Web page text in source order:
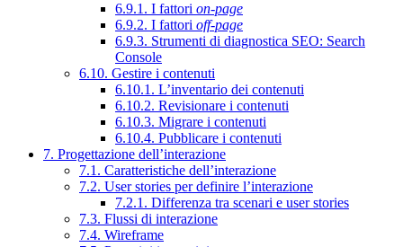
6.9.1. I fattori on-page
6.9.2. I fattori off-page
6.9.3. Strumenti di diagnostica SEO: Search
Console
6.10. Gestire i contenuti
6.10.1. L’inventario dei contenuti
6.10.2. Revisionare i contenuti
6.10.3. Migrare i contenuti
6.10.4. Pubblicare i contenuti
7. Progettazione dell’interazione
7.1. Caratteristiche dell’interazione
7.2. User stories per definire l’interazione
7.2.1. Differenza tra scenari e user stories
7.3. Flussi di interazione
7.4. Wireframe